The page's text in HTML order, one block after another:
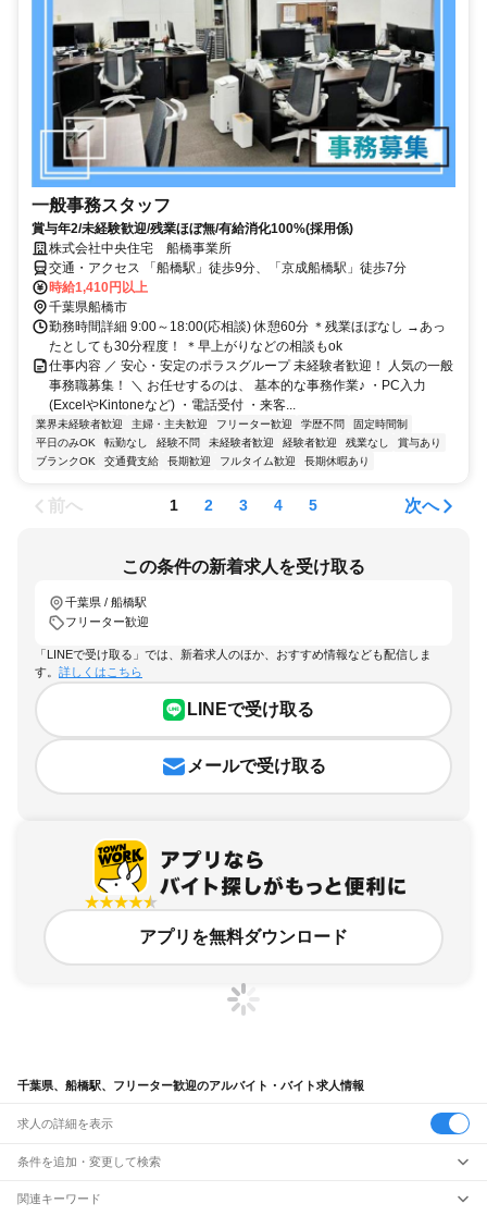
一般事務スタッフ
賞与年2/未経験歓迎/残業ほぼ無/有給消化100%(採用係)
株式会社中央住宅 船橋事業所
交通・アクセス 「船橋駅」徒歩9分、「京成船橋駅」徒歩7分
時給1,410円以上
千葉県船橋市
勤務時間詳細 9:00～18:00(応相談) 休憩60分 ＊残業ほぼなし →あっ
たとしても30分程度！ ＊早上がりなどの相談もok
仕事内容 ／ 安心・安定のポラスグループ 未経験者歓迎！ 人気の一般
事務職募集！ ＼ お任せするのは、 基本的な事務作業♪ ・PC入力
(ExcelやKintoneなど) ・電話受付 ・来客...
業界未経験者歓迎 主婦・主夫歓迎 フリーター歓迎 学歴不問
固定時間制
平日のみOK
転勤なし 経験不問 未経験者歓迎 経験者歓迎 残業なし
賞与あり
ブランクOK
交通費支給 長期歓迎 フルタイム歓迎 長期休暇あり
前へ 1 2 3 4 5 次へ
この条件の新着求人を受け取る
千葉県 / 船橋駅
フリーター歓迎
「LINEで受け取る」では、新着求人のほか、おすすめ情報なども配信しま
す。 詳しくはこちら
LINEで受け取る
メールで受け取る
アプリを無料ダウンロード
千葉県、船橋駅、フリーター歓迎のアルバイト・バイト求人情報
求人の詳細を表示
条件を追加・変更して検索
市区町村を追加・変更
関連キーワード